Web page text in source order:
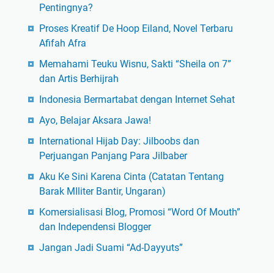
Pentingnya?
Proses Kreatif De Hoop Eiland, Novel Terbaru
Afifah Afra
Memahami Teuku Wisnu, Sakti “Sheila on 7”
dan Artis Berhijrah
Indonesia Bermartabat dengan Internet Sehat
Ayo, Belajar Aksara Jawa!
International Hijab Day: Jilboobs dan
Perjuangan Panjang Para Jilbaber
Aku Ke Sini Karena Cinta (Catatan Tentang
Barak MIliter Bantir, Ungaran)
Komersialisasi Blog, Promosi “Word Of Mouth”
dan Independensi Blogger
Jangan Jadi Suami “Ad-Dayyuts”